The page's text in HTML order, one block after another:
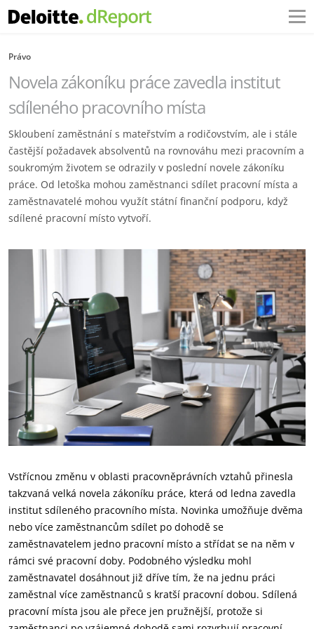
Právo
Novela zákoníku práce zavedla institut
sdíleného pracovního místa
Skloubení zaměstnání s mateřstvím a rodičovstvím, ale i stále
častější požadavek absolventů na rovnováhu mezi pracovním a
soukromým životem se odrazily v poslední novele zákoníku
práce. Od letoška mohou zaměstnanci sdílet pracovní místa a
zaměstnavatelé mohou využít státní finanční podporu, když
sdílené pracovní místo vytvoří.
Vstřícnou změnu v oblasti pracovněprávních vztahů přinesla
takzvaná velká novela zákoníku práce, která od ledna zavedla
institut sdíleného pracovního místa. Novinka umožňuje dvěma
nebo více zaměstnancům sdílet po dohodě se
zaměstnavatelem jedno pracovní místo a střídat se na něm v
rámci své pracovní doby. Podobného výsledku mohl
zaměstnavatel dosáhnout již dříve tím, že na jednu práci
zaměstnal více zaměstnanců s kratší pracovní dobou. Sdílená
pracovní místa jsou ale přece jen pružnější, protože si